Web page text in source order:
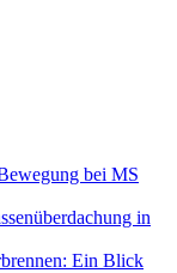
bei MS
in
Ein Blick